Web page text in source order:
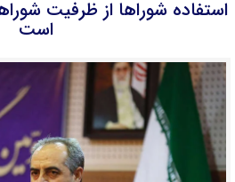
استفاده شوراها از ظرفیت
است